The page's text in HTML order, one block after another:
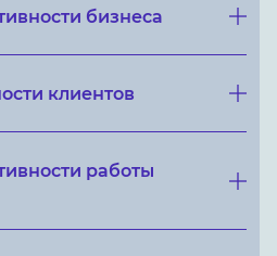
бизнеса
клиентов
работы